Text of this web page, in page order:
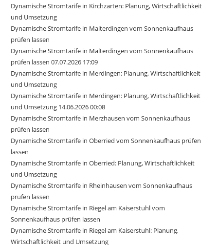
Dynamische Stromtarife in Kirchzarten: Planung, Wirtschaftlichkeit
und Umsetzung
Dynamische Stromtarife in Malterdingen vom Sonnenkaufhaus
prüfen lassen
Dynamische Stromtarife in Malterdingen vom Sonnenkaufhaus
prüfen lassen 07.07.2026 17:09
Dynamische Stromtarife in Merdingen: Planung, Wirtschaftlichkeit
und Umsetzung
Dynamische Stromtarife in Merdingen: Planung, Wirtschaftlichkeit
und Umsetzung 14.06.2026 00:08
Dynamische Stromtarife in Merzhausen vom Sonnenkaufhaus
prüfen lassen
Dynamische Stromtarife in Oberried vom Sonnenkaufhaus prüfen
lassen
Dynamische Stromtarife in Oberried: Planung, Wirtschaftlichkeit
und Umsetzung
Dynamische Stromtarife in Rheinhausen vom Sonnenkaufhaus
prüfen lassen
Dynamische Stromtarife in Riegel am Kaiserstuhl vom
Sonnenkaufhaus prüfen lassen
Dynamische Stromtarife in Riegel am Kaiserstuhl: Planung,
Wirtschaftlichkeit und Umsetzung